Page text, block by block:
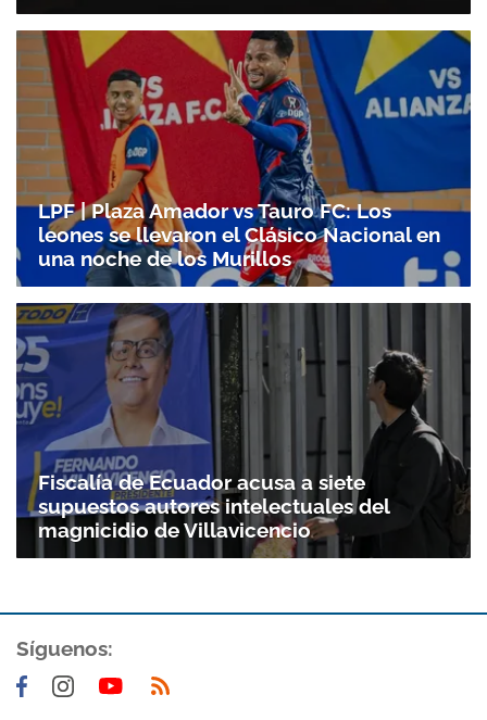
LPF | Plaza Amador vs Tauro FC: Los
leones se llevaron el Clásico Nacional en
una noche de los Murillos
Fiscalía de Ecuador acusa a siete
supuestos autores intelectuales del
magnicidio de Villavicencio
Síguenos: